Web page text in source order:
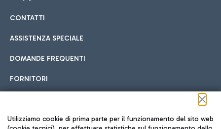
Cucina Internazionale
Hotel in aeroporto
Scegli l'alloggio più adatto e approfitta della vicinanza
all'aeroporto.
Car sharing
Con il Car Sharing è ancora più facile spostarsi
CONTATTI
ASSISTENZA SPECIALE
DOMANDE FREQUENTI
FORNITORI
Seguici sui social
Utilizziamo cookie di prima parte per il funzionamento del sito web